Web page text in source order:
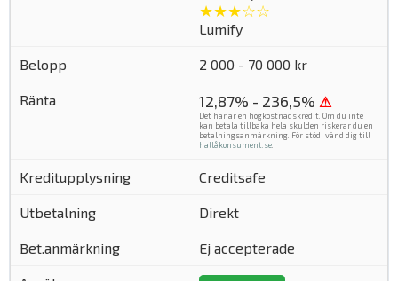
★★★☆☆
Lumify
2 000 - 70 000 kr
12,87% - 236,5% ⚠
Det här är en högkostnadskredit. Om du inte
kan betala tillbaka hela skulden riskerar du en
betalningsanmärkning. För stöd, vänd dig till
hallåkonsument.se.
Creditsafe
Direkt
Ej accepterade